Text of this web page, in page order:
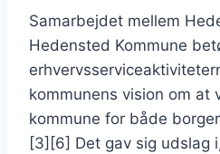
Samarbejdet mellem
Hedensted Kommune
kommunens vision om
kommune for både
[3][6] Det gav sig udslag